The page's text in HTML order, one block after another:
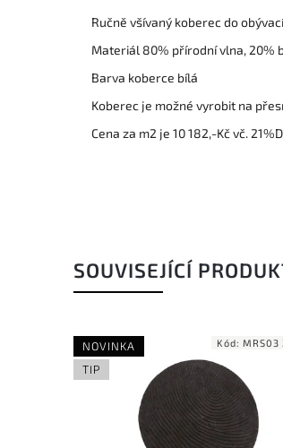
Ručně všívaný koberec do
Materiál 80% přírodní vlna, 20%
Barva koberce bílá
Koberec je možné vyrobit na
Cena za m2 je 10 182,-Kč vč.
SOUVISEJÍCÍ
NOVINKA
TIP
Kód: MRS03